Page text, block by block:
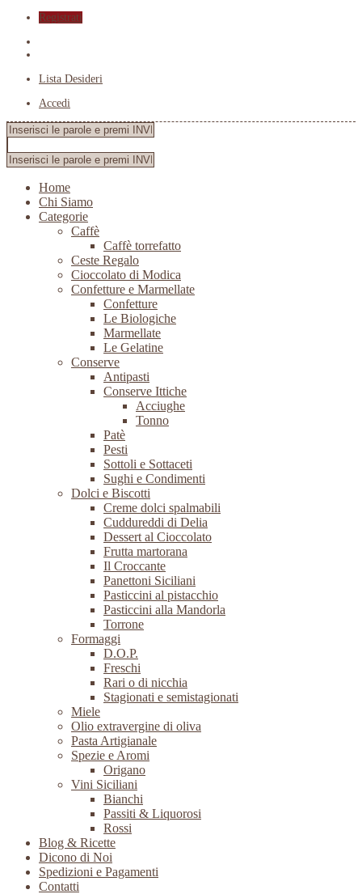
Registrati
Lista Desideri
Accedi
Home
Chi Siamo
Categorie
Caffè
Caffè torrefatto
Ceste Regalo
Cioccolato di Modica
Confetture e Marmellate
Confetture
Le Biologiche
Marmellate
Le Gelatine
Conserve
Antipasti
Conserve Ittiche
Acciughe
Tonno
Patè
Pesti
Sottoli e Sottaceti
Sughi e Condimenti
Dolci e Biscotti
Creme dolci spalmabili
Cuddureddi di Delia
Dessert al Cioccolato
Frutta martorana
Il Croccante
Panettoni Siciliani
Pasticcini al pistacchio
Pasticcini alla Mandorla
Torrone
Formaggi
D.O.P.
Freschi
Rari o di nicchia
Stagionati e semistagionati
Miele
Olio extravergine di oliva
Pasta Artigianale
Spezie e Aromi
Origano
Vini Siciliani
Bianchi
Passiti & Liquorosi
Rossi
Blog & Ricette
Dicono di Noi
Spedizioni e Pagamenti
Contatti